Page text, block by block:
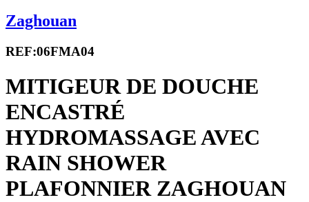
Zaghouan
REF:06FMA04
MITIGEUR DE DOUCHE
ENCASTRÉ
HYDROMASSAGE AVEC
RAIN SHOWER
PLAFONNIER ZAGHOUAN